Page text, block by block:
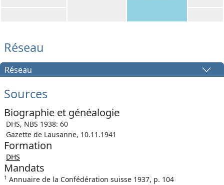
Réseau
Réseau
Sources
Biographie et généalogie
DHS, NBS 1938: 60
Gazette de Lausanne, 10.11.1941
Formation
DHS
Mandats
1 Annuaire de la Confédération suisse 1937, p. 104